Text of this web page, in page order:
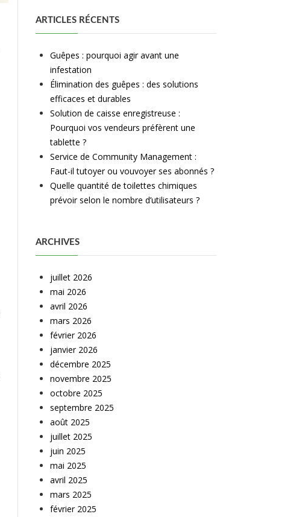
ARTICLES RÉCENTS
Guêpes : pourquoi agir avant une
infestation
Élimination des guêpes : des solutions
efficaces et durables
Solution de caisse enregistreuse :
Pourquoi vos vendeurs préfèrent une
tablette ?
Service de Community Management :
Faut-il tutoyer ou vouvoyer ses abonnés ?
Quelle quantité de toilettes chimiques
prévoir selon le nombre d’utilisateurs ?
ARCHIVES
juillet 2026
mai 2026
avril 2026
mars 2026
février 2026
janvier 2026
décembre 2025
novembre 2025
octobre 2025
septembre 2025
août 2025
juillet 2025
juin 2025
mai 2025
avril 2025
mars 2025
février 2025